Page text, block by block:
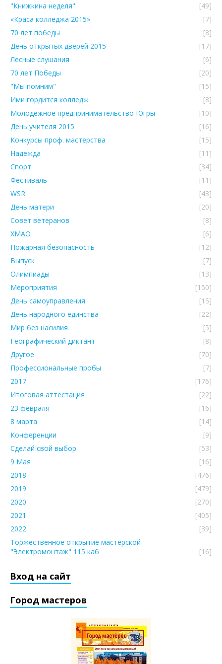
"Книжкина неделя"
[49]
«Краса колледжа 2015»
[7]
70 лет победы
[8]
День открытых дверей 2015
[17]
Лесные слушания
[6]
70 лет Победы
[20]
"Мы помним"
[15]
Ими гордится колледж
[8]
Молодежное предпринимательство Югры
[10]
День учителя 2015
[16]
Конкурсы проф. мастерства
[15]
Надежда
[11]
Спорт
[34]
Фестиваль
[11]
WSR
[43]
День матери
[20]
Совет ветеранов
[8]
ХМАО
[6]
Пожарная безопасность
[12]
Выпуск
[7]
Олимпиады
[13]
Мероприятия
[150]
День самоуправления
[15]
День народного единства
[22]
Мир без насилия
[5]
Географический диктант
[8]
Другое
[70]
Профессиональные пробы
[7]
2017
[176]
Итоговая аттестация
[22]
23 февраля
[16]
8 марта
[14]
Конференции
[9]
Сделай свой выбор
[53]
9 Мая
[16]
2018
[476]
2019
[479]
2020
[270]
2021
[405]
2022
[39]
Торжественное открытие мастерской
"Электромонтаж" 115 каб
[16]
Вход на сайт
Город мастеров